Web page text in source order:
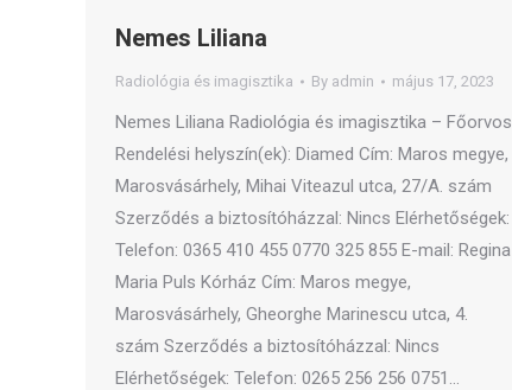
Nemes Liliana
Radiológia és imagisztika By admin május 17, 2023
Nemes Liliana Radiológia és imagisztika – Főorvos
Rendelési helyszín(ek): Diamed Cím: Maros megye,
Marosvásárhely, Mihai Viteazul utca, 27/A. szám
Szerződés a biztosítóházzal: Nincs Elérhetőségek:
Telefon: 0365 410 455 0770 325 855 E-mail: Regina
Maria Puls Kórház Cím: Maros megye,
Marosvásárhely, Gheorghe Marinescu utca, 4.
szám Szerződés a biztosítóházzal: Nincs
Elérhetőségek: Telefon: 0265 256 256 0751…